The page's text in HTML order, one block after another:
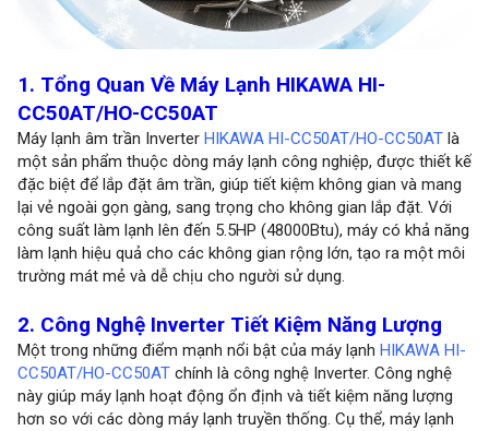
1. Tổng Quan Về Máy Lạnh HIKAWA HI-
CC50AT/HO-CC50AT
Máy lạnh âm trần Inverter HIKAWA HI-CC50AT/HO-CC50AT là
một sản phẩm thuộc dòng máy lạnh công nghiệp, được thiết kế
đặc biệt để lắp đặt âm trần, giúp tiết kiệm không gian và mang
lại vẻ ngoài gọn gàng, sang trọng cho không gian lắp đặt. Với
công suất làm lạnh lên đến 5.5HP (48000Btu), máy có khả năng
làm lạnh hiệu quả cho các không gian rộng lớn, tạo ra một môi
trường mát mẻ và dễ chịu cho người sử dụng.
2. Công Nghệ Inverter Tiết Kiệm Năng Lượng
Một trong những điểm mạnh nổi bật của máy lạnh HIKAWA HI-
CC50AT/HO-CC50ATchính là công nghệ Inverter. Công nghệ
này giúp máy lạnh hoạt động ổn định và tiết kiệm năng lượng
hơn so với các dòng máy lạnh truyền thống. Cụ thể, máy lạnh